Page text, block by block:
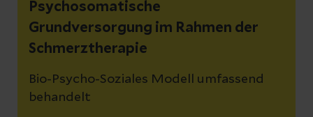
Psychosomatische
Grundversorgung im Rahmen der
Schmerztherapie
Bio-Psycho-Soziales Modell umfassend
behandelt